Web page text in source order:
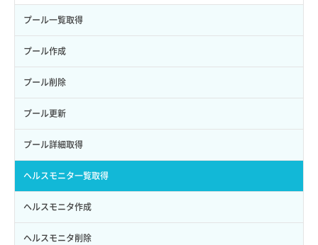
サブユーザーにロールを紐づけ
サブユーザー一覧取得
サブユーザー作成
サブユーザー削除
サブユーザー更新
サブユーザー詳細取得
トークン発行
パーミッション一覧取得
イメージ保存使用量取得
イメージ保存容量取得
イメージ保存容量変更
イメージ削除
イメージ詳細取得
SSHキーペア作成
SSHキーペア削除
SSHキーペア詳細取得
アタッチ済みポート一覧取得
アタッチ済みポート詳細取得
アタッチ済みボリューム一覧
アタッチ済みボリューム詳細取得
コンソールURL発行
QoSポリシー詳細取得
サブネット一覧取得
サブネット作成（ローカルネットワーク用）
サブネット削除（ローカルネットワーク用）
サブネット詳細取得
セキュリティグループ ルール一覧取得
セキュリティグループ ルール作成
セキュリティグループ ルール削除
プール一覧取得
プール作成
プール削除
プール更新
プール詳細取得
ヘルスモニタ一覧取得
ヘルスモニタ作成
ヘルスモニタ削除